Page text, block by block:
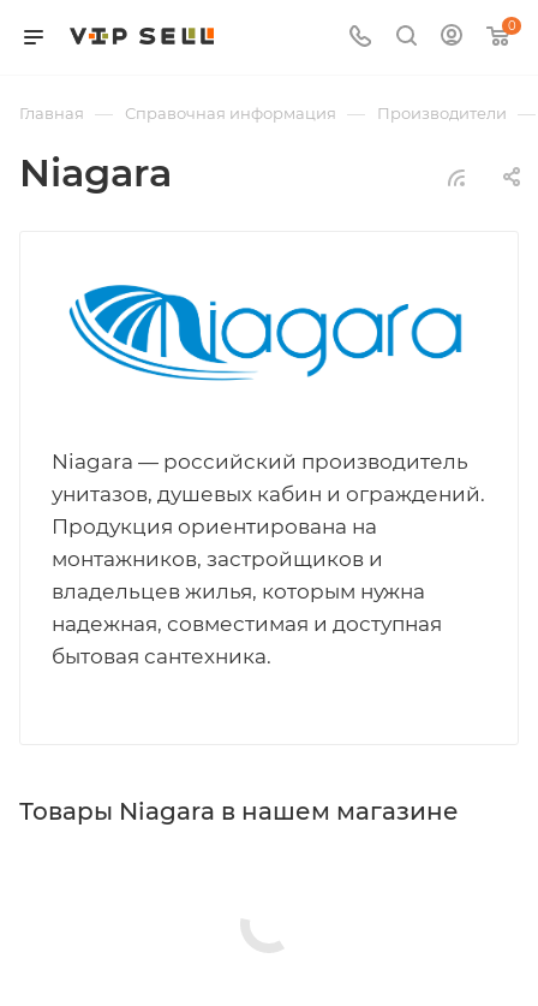
0
Главная — Справочная информация — Производители —
Niagara
Niagara — российский производитель
унитазов, душевых кабин и ограждений.
Продукция ориентирована на
монтажников, застройщиков и
владельцев жилья, которым нужна
надежная, совместимая и доступная
бытовая сантехника.
Товары Niagara в нашем магазине